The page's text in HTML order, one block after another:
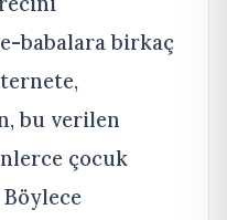
babalara birkaç
bu verilen
çocuk